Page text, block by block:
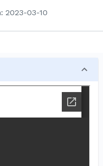
: 2023-03-10